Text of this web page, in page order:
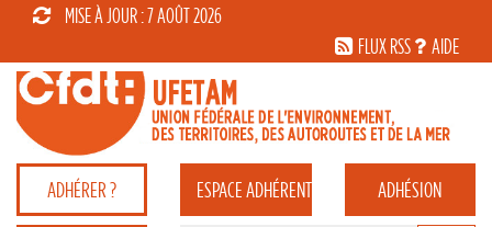
MISE À JOUR : 7 AOÛT 2026
FLUX RSS
AIDE
ADHÉRER ? ESPACEADHÉRENT ADHÉSION